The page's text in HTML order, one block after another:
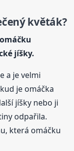
květák?
jíšky.
a je velmi
je omáčka
jíšky nebo ji
odpařila.
která omáčku